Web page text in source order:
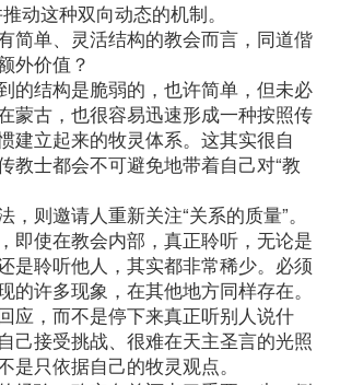
动这种双向动态的机制。
简单、灵活结构的教会而言，同道偕
外价值？
的结构是脆弱的，也许简单，但未必
蒙古，也很容易迅速形成一种按照传
建立起来的牧灵体系。这其实很自
教士都会不可避免地带着自己对“教
，则邀请人重新关注“关系的质量”。
即使在教会内部，真正聆听，无论是
是聆听他人，其实都非常稀少。必须
的许多现象，在其他地方同样存在。
应，而不是停下来真正听别人说什
己接受挑战、很难在天主圣言的光照
是只依据自己的牧灵观点。